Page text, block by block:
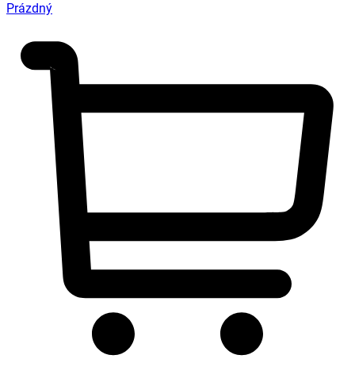
Prázdný